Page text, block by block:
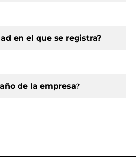
en el que se registra?
de la empresa?